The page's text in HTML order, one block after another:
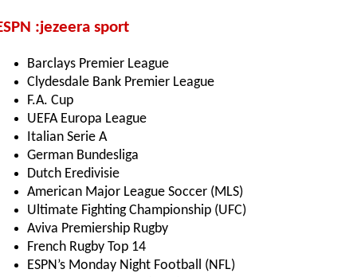
:jezeera sport
Barclays Premier League
Clydesdale Bank Premier League
F.A. Cup
UEFA Europa League
Italian Serie A
German Bundesliga
Dutch Eredivisie
American Major League Soccer (MLS)
Ultimate Fighting Championship (UFC)
Aviva Premiership Rugby
French Rugby Top 14
ESPN’s Monday Night Football (NFL)